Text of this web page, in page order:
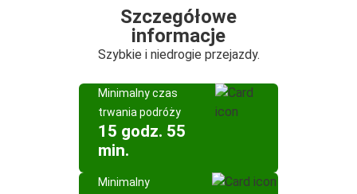
Szczegółowe
informacje
Szybkie i niedrogie przejazdy.
Minimalny czas
trwania podróży
15 godz. 55
min.
Minimalny